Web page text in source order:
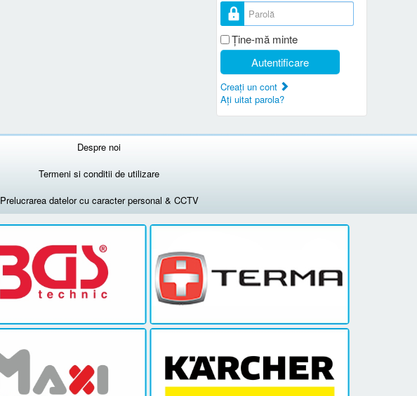
Parolă
Ţine-mă minte
Autentificare
Creaţi un cont
Aţi uitat parola?
Despre noi
Termeni si conditii de utilizare
Prelucrarea datelor cu caracter personal & CCTV